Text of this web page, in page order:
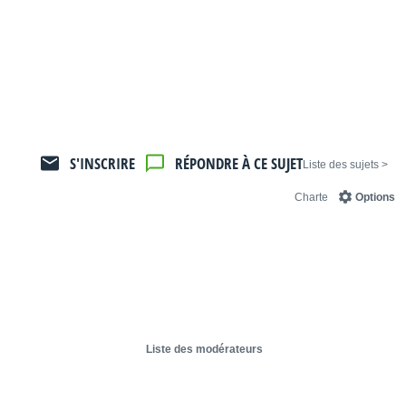
< Liste des sujets
RÉPONDRE À CE SUJET
S'INSCRIRE
Options
Charte
Liste des modérateurs